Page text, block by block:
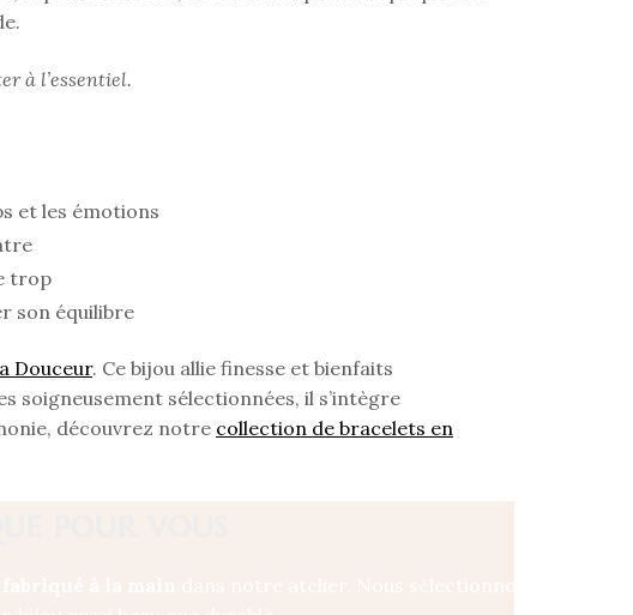
à l’essentiel.
et les émotions
trop
son équilibre
Douceur. Ce bijou allie finesse et bienfaits
soigneusement sélectionnées, il s’intègre
découvrez notre collection de bracelets en